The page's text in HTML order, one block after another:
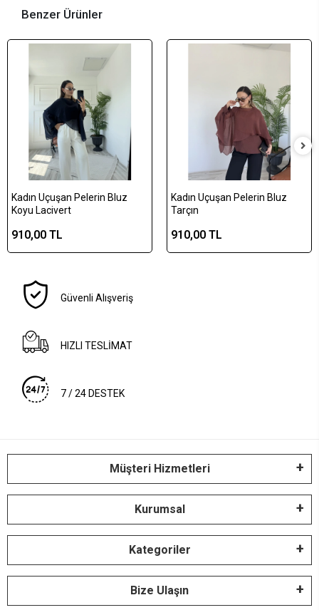
Benzer Ürünler
Kadın Uçuşan Pelerin Bluz
Koyu Lacivert
910,00 TL
Kadın Uçuşan Pelerin Bluz
Tarçın
910,00 TL
Güvenli Alışveriş
HIZLI TESLİMAT
7 / 24 DESTEK
Müşteri Hizmetleri
Kurumsal
Kategoriler
Bize Ulaşın